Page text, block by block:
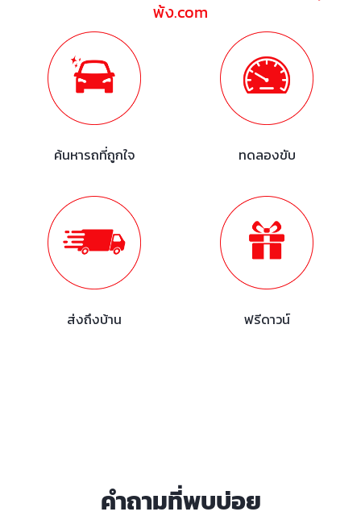
พ้ง.com
ค้นหารถที่ถูกใจ ทดลองขับ
ส่งถึงบ้าน ฟรีดาวน์
คำถามที่พบบ่อย